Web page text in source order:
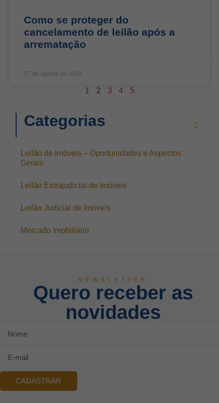
Como se proteger do
cancelamento de leilão após a
arrematação
27 de agosto de 2024
1 2 3 4 5
Categorias
Leilão de Imóveis – Oportunidades e Aspectos
Gerais
Leilão Extrajudicial de Imóveis
Leilão Judicial de Imóveis
Mercado Imobiliário
NEWSLETTER
Quero receber as
novidades
CADASTRAR